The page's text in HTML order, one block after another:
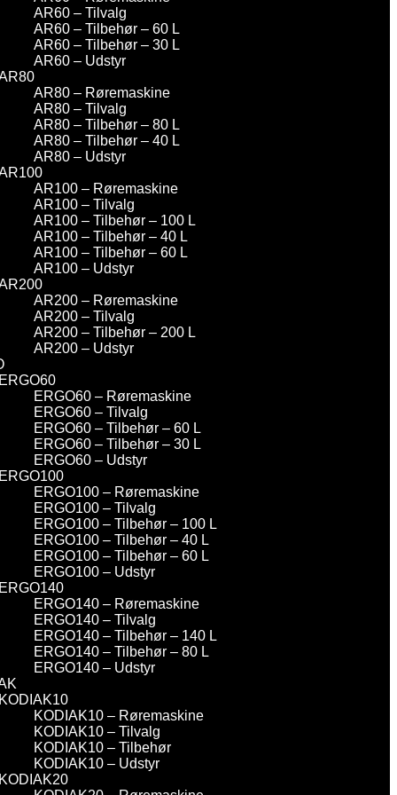
AR60 – Tilvalg
AR60 – Tilbehør – 60 L
AR60 – Tilbehør – 30 L
AR60 – Udstyr
AR80 – Røremaskine
AR80 – Tilvalg
AR80 – Tilbehør – 80 L
AR80 – Tilbehør – 40 L
AR80 – Udstyr
AR100 – Røremaskine
AR100 – Tilvalg
AR100 – Tilbehør – 100 L
AR100 – Tilbehør – 40 L
AR100 – Tilbehør – 60 L
AR100 – Udstyr
AR200 – Røremaskine
AR200 – Tilvalg
AR200 – Tilbehør – 200 L
AR200 – Udstyr
ERGO60 – Røremaskine
ERGO60 – Tilvalg
ERGO60 – Tilbehør – 60 L
ERGO60 – Tilbehør – 30 L
ERGO60 – Udstyr
ERGO100 – Røremaskine
ERGO100 – Tilvalg
ERGO100 – Tilbehør – 100 L
ERGO100 – Tilbehør – 40 L
ERGO100 – Tilbehør – 60 L
ERGO100 – Udstyr
ERGO140 – Røremaskine
ERGO140 – Tilvalg
ERGO140 – Tilbehør – 140 L
ERGO140 – Tilbehør – 80 L
ERGO140 – Udstyr
KODIAK10 – Røremaskine
KODIAK10 – Tilvalg
KODIAK10 – Tilbehør
KODIAK10 – Udstyr